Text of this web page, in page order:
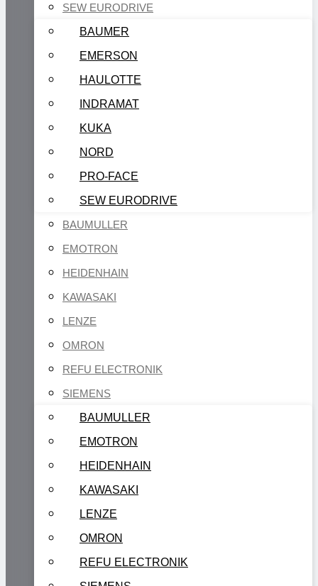
SEW EURODRIVE
BAUMER
EMERSON
HAULOTTE
INDRAMAT
KUKA
NORD
PRO-FACE
SEW EURODRIVE
BAUMULLER
EMOTRON
HEIDENHAIN
KAWASAKI
LENZE
OMRON
REFU ELECTRONIK
SIEMENS
BAUMULLER
EMOTRON
HEIDENHAIN
KAWASAKI
LENZE
OMRON
REFU ELECTRONIK